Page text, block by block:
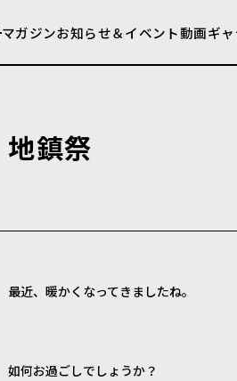
マガジンお知らせ＆イベント動画ギ
地鎮祭
最近、暖かくなってきましたね。
如何お過ごしでしょうか？